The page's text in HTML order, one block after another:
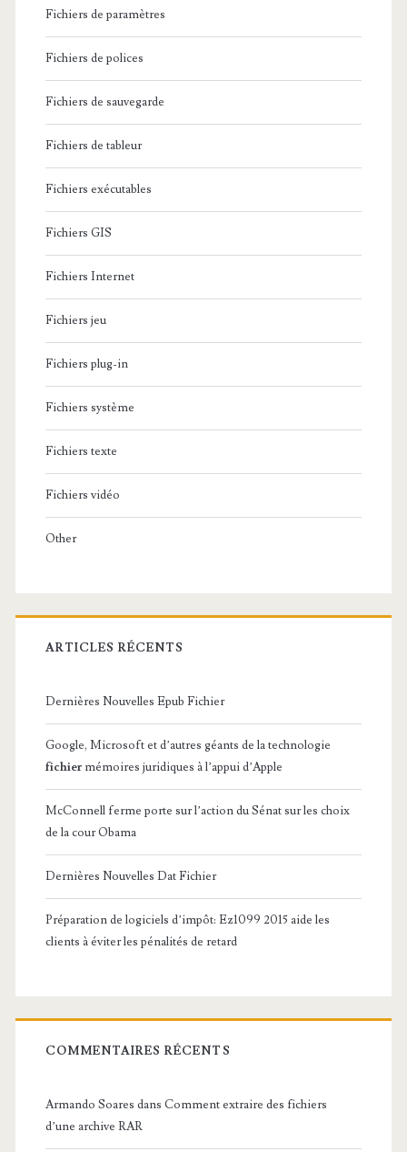
Fichiers de paramètres
Fichiers de polices
Fichiers de sauvegarde
Fichiers de tableur
Fichiers exécutables
Fichiers GIS
Fichiers Internet
Fichiers jeu
Fichiers plug-in
Fichiers système
Fichiers texte
Fichiers vidéo
Other
ARTICLES RÉCENTS
Dernières Nouvelles Epub Fichier
Google, Microsoft et d’autres géants de la technologie
fichier mémoires juridiques à l’appui d’Apple
McConnell ferme porte sur l’action du Sénat sur les choix
de la cour Obama
Dernières Nouvelles Dat Fichier
Préparation de logiciels d’impôt: Ez1099 2015 aide les
clients à éviter les pénalités de retard
COMMENTAIRES RÉCENTS
Armando Soares dans Comment extraire des fichiers
d’une archive RAR